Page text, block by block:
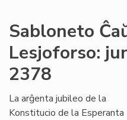
Sabloneto
Lesjoforso:
2378
La arĝenta jubileo de la
Konstitucio de la Esperanta